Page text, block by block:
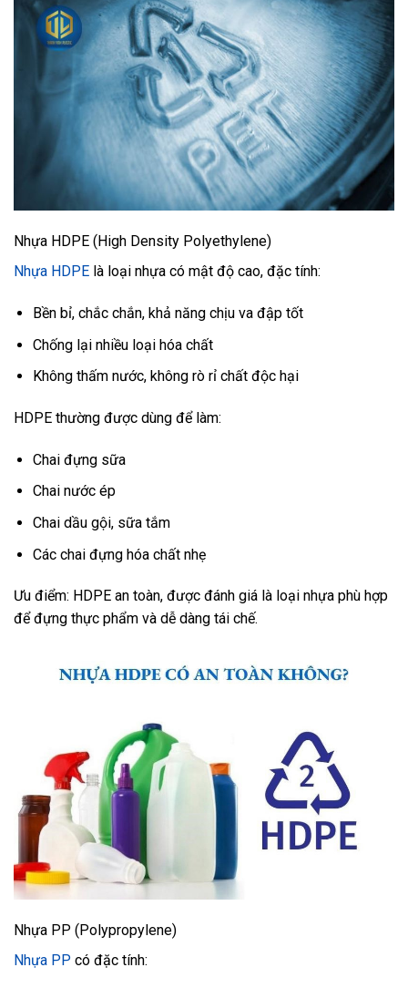
Nhựa HDPE (High Density Polyethylene)
Nhựa HDPE là loại nhựa có mật độ cao, đặc tính:
Bền bỉ, chắc chắn, khả năng chịu va đập tốt
Chống lại nhiều loại hóa chất
Không thấm nước, không rò rỉ chất độc hại
HDPE thường được dùng để làm:
Chai đựng sữa
Chai nước ép
Chai dầu gội, sữa tắm
Các chai đựng hóa chất nhẹ
Ưu điểm: HDPE an toàn, được đánh giá là loại nhựa phù hợp
để đựng thực phẩm và dễ dàng tái chế.
Nhựa PP (Polypropylene)
Nhựa PP có đặc tính: